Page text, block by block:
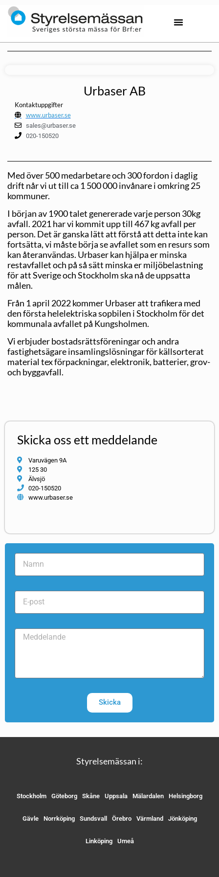
Urbaser AB
Kontaktuppgifter
www.urbaser.se
sales@urbaser.se
020-150520
Med över 500 medarbetare och 300 fordon i daglig
drift når vi ut till ca 1 500 000 invånare i omkring 25
kommuner.
I början av 1900 talet genererade varje person 30kg
avfall. 2021 har vi kommit upp till 467 kg avfall per
person. Det är ganska lätt att förstå att detta inte kan
fortsätta, vi måste börja se avfallet som en resurs som
kan återanvändas. Urbaser kan hjälpa er minska
restavfallet och på så sätt minska er miljöbelastning
för att Sverige och Stockholm ska nå de uppsatta
målen.
Från 1 april 2022 kommer Urbaser att trafikera med
den första helelektriska sopbilen i Stockholm för det
kommunala avfallet på Kungsholmen.
Vi erbjuder bostadsrättsföreningar och andra
fastighetsägare insamlingslösningar för källsorterat
material tex förpackningar, elektronik, batterier, grov-
och byggavfall.
Skicka oss ett meddelande
Varuvägen 9A
125 30
Älvsjö
020-150520
www.urbaser.se
Skicka
Styrelsemässan i:
Stockholm Göteborg Skåne Uppsala Mälardalen Helsingborg
Gävle Norrköping Sundsvall Örebro Värmland Jönköping
Linköping Umeå